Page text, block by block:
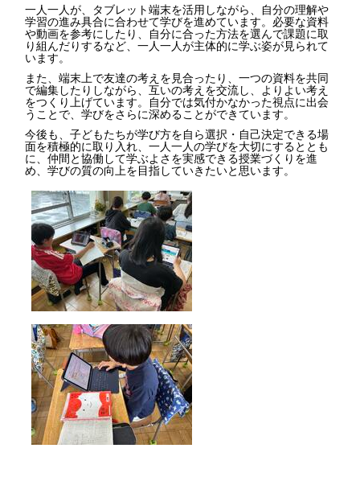
一人一人が、タブレット端末を活用しながら、自分の理解や
学習の進み具合に合わせて学びを進めています。必要な資料
や動画を参考にしたり、自分に合った方法を選んで課題に取
り組んだりするなど、一人一人が主体的に学ぶ姿が見られて
います。
また、端末上で友達の考えを見合ったり、一つの資料を共同
で編集したりしながら、互いの考えを交流し、よりよい考え
をつくり上げています。自分では気付かなかった視点に出会
うことで、学びをさらに深めることができています。
今後も、子どもたちが学び方を自ら選択・自己決定できる場
面を積極的に取り入れ、一人一人の学びを大切にするととも
に、仲間と協働して学ぶよさを実感できる授業づくりを進
め、学びの質の向上を目指していきたいと思います。